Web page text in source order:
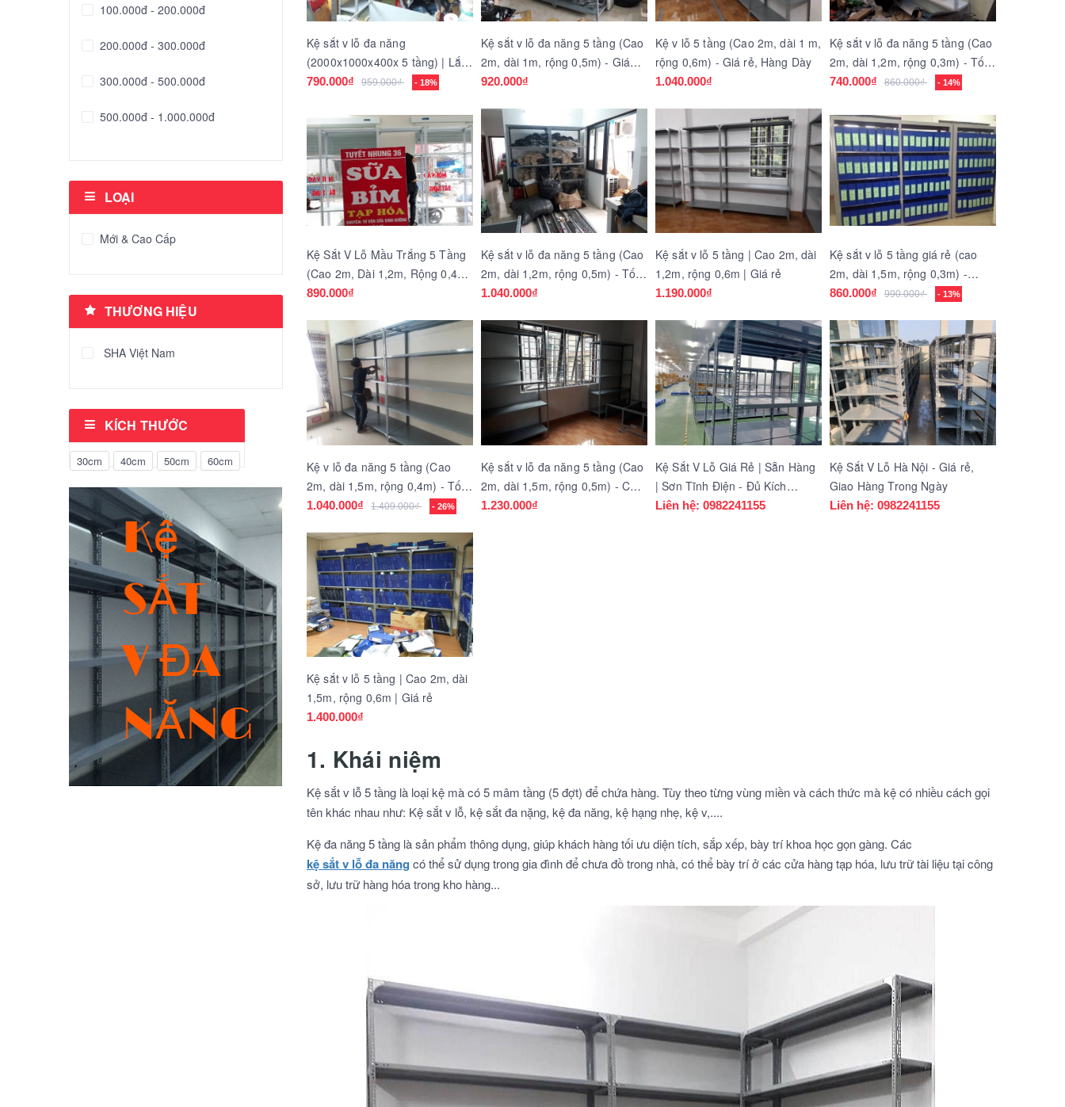
Kệ sắt v lỗ đa năng
(2000x1000x400x 5 tầng) | Lắp
đặt tại Trần Khát Chân, Hà Nội
790.000₫ 959.000₫ - 18%
Kệ sắt v lỗ đa năng 5 tầng (Cao
2m, dài 1m, rộng 0,5m) - Giá
sốc
920.000₫
Kệ v lỗ 5 tầng (Cao 2m, dài 1 m,
rộng 0,6m) - Giá rẻ, Hàng Dày
1.040.000₫
Kệ sắt v lỗ đa năng 5 tầng (Cao
2m, dài 1,2m, rộng 0,3m) - Tốt
rẻ
740.000₫ 860.000₫ - 14%
Kệ Sắt V Lỗ Mầu Trắng 5 Tầng
(Cao 2m, Dài 1,2m, Rộng 0,4m)
- Giá Sốc
890.000₫
Kệ sắt v lỗ đa năng 5 tầng (Cao
2m, dài 1,2m, rộng 0,5m) - Tốt
rẻ
1.040.000₫
Kệ sắt v lỗ 5 tầng | Cao 2m, dài
1,2m, rộng 0,6m | Giá rẻ
1.190.000₫
Kệ sắt v lỗ 5 tầng giá rẻ (cao
2m, dài 1,5m, rộng 0,3m) -
Hàng Dày
860.000₫ 990.000₫ - 13%
Kệ v lỗ đa năng 5 tầng (Cao
2m, dài 1,5m, rộng 0,4m) - Tốt
rẻ
1.040.000₫ 1.409.000₫ - 26%
Kệ sắt v lỗ đa năng 5 tầng (Cao
2m, dài 1,5m, rộng 0,5m) - Cực
rẻ
1.230.000₫
Kệ Sắt V Lỗ Giá Rẻ | Sẵn Hàng
| Sơn Tĩnh Điện - Đủ Kích
Thước
Liên hệ: 0982241155
Kệ Sắt V Lỗ Hà Nội - Giá rẻ,
Giao Hàng Trong Ngày
Liên hệ: 0982241155
Kệ sắt v lỗ 5 tầng | Cao 2m, dài
1,5m, rộng 0,6m | Giá rẻ
1.400.000₫
1. Khái niệm
Kệ sắt v lỗ 5 tầng là loại kệ mà có 5 mâm tầng (5 đợt) để chứa hàng. Tùy theo từng vùng miền và cách thức mà kệ có nhiều cách gọi
tên khác nhau như: Kệ sắt v lỗ, kệ sắt đa nặng, kệ đa năng, kệ hạng nhẹ, kệ v,....
Kệ đa năng 5 tầng là sản phẩm thông dụng, giúp khách hàng tối ưu diện tích, sắp xếp, bày trí khoa học gọn gàng. Các
kệ sắt v lỗ đa năng có thể sử dụng trong gia đình để chưa đồ trong nhà, có thể bày trí ở các cửa hàng tạp hóa, lưu trữ tài liệu tại công
sở, lưu trữ hàng hóa trong kho hàng...
100.000đ - 200.000đ
200.000đ - 300.000đ
300.000đ - 500.000đ
500.000đ - 1.000.000đ
LOẠI
Mới & Cao Cấp
THƯƠNG HIỆU
SHA Việt Nam
KÍCH THƯỚC
30cm 40cm 50cm 60cm